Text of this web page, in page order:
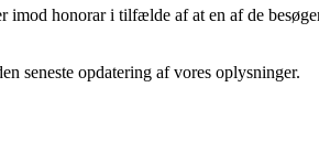
honorar i tilfælde af at en af de
seneste opdatering af vores oplysninger.